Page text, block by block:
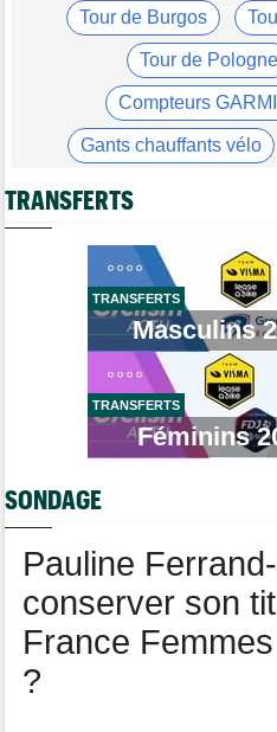
Puck Pieterse : "Désormais, je
Transfert
Jakobsen réagit à son transfert :
Tour de Burgos
Oscar Onley : "Nous avons un
Horaires et chaînes… La diffusion
Le Mercato vélo est ouvert...
Média
Cyclism’Actu recrute des
c'est ici !
Tour de Pologne
Paul Magnier, 14e de la 3e
Tour de France Femmes
La 6e étape… un terrain propice
Soudal Quick-Step recrute un
Tour de Burgos
Tour de Pologne
Compteurs
Gants chauffants vélo
Casque ABUS
TRANSFERTS
TRANSFERTS
Masculins
TRANSFERTS
Féminins
SONDAGE
Pauline
conserver son
France
?